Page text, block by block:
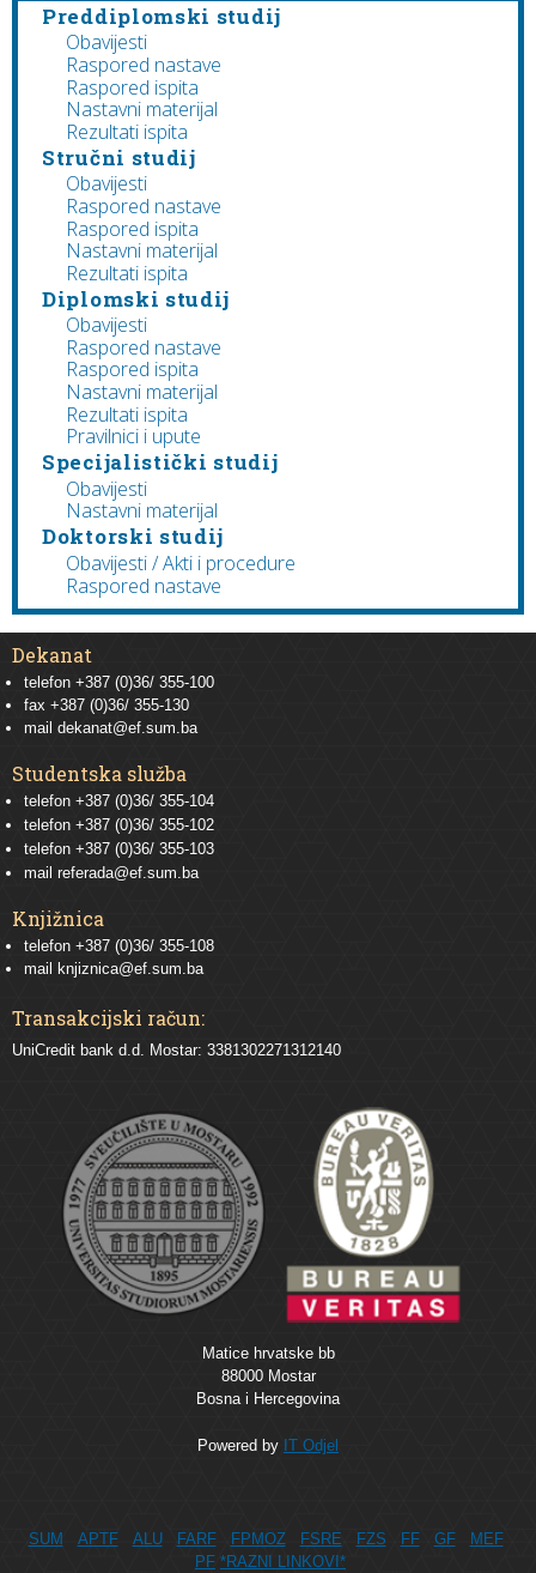
Preddiplomski studij
Obavijesti
Raspored nastave
Raspored ispita
Nastavni materijal
Rezultati ispita
Stručni studij
Obavijesti
Raspored nastave
Raspored ispita
Nastavni materijal
Rezultati ispita
Diplomski studij
Obavijesti
Raspored nastave
Raspored ispita
Nastavni materijal
Rezultati ispita
Pravilnici i upute
Specijalistički studij
Obavijesti
Nastavni materijal
Doktorski studij
Obavijesti / Akti i procedure
Raspored nastave
Dekanat
telefon +387 (0)36/ 355-100
fax +387 (0)36/ 355-130
mail dekanat@ef.sum.ba
Studentska služba
telefon +387 (0)36/ 355-104
telefon +387 (0)36/ 355-102
telefon +387 (0)36/ 355-103
mail referada@ef.sum.ba
Knjižnica
telefon +387 (0)36/ 355-108
mail knjiznica@ef.sum.ba
Transakcijski račun:
UniCredit bank d.d. Mostar: 3381302271312140
Matice hrvatske bb
88000 Mostar
Bosna i Hercegovina
Powered by IT Odjel
SUM APTF ALU FARF FPMOZ FSRE FZS FF GF
MEF
PF *RAZNI LINKOVI*